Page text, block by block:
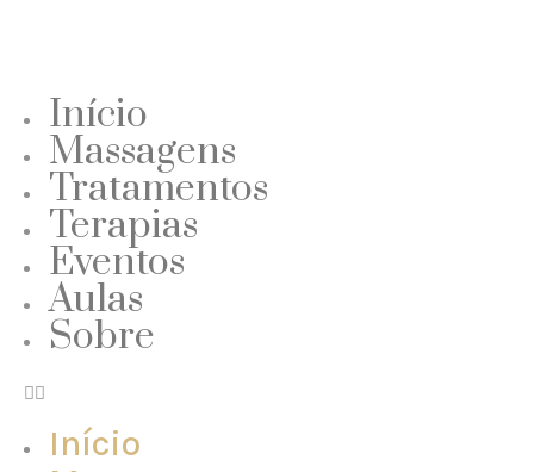
Início
Massagens
Tratamentos
Terapias
Eventos
Aulas
Sobre
Início